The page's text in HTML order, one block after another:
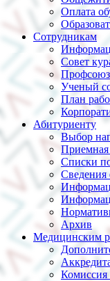
Оплата
Сотрудникам
Совет
Профсоюз
Ученый
План
Абитуриенту
Выбор
Приемная
Списки
Сведения
Архив
Медицинским
Комиссия